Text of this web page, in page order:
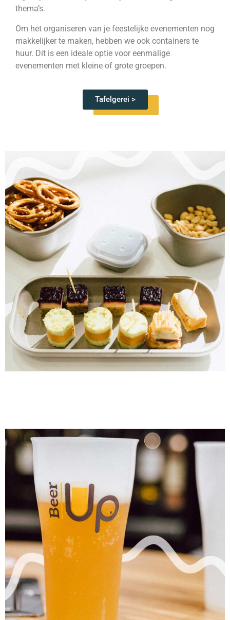
thema’s.
Om het organiseren van je feestelijke evenementen nog
makkelijker te maken, hebben we ook containers te
huur. Dit is een ideale optie voor eenmalige
evenementen met kleine of grote groepen.
Tafelgerei >